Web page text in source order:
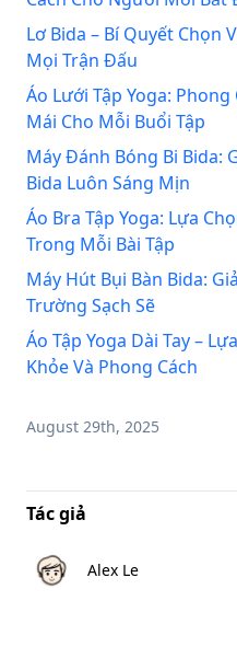
Lơ Bida – Bí Quyết Chọn
Mọi Trận Đấu
Áo Lưới Tập Yoga:
Mái Cho Mỗi Buổi Tập
Máy Đánh Bóng Bi Bida:
Bida Luôn Sáng Mịn
Áo Bra Tập Yoga: Lựa
Trong Mỗi Bài Tập
Máy Hút Bụi Bàn Bida:
Trường Sạch Sẽ
Áo Tập Yoga Dài Tay –
Khỏe Và Phong Cách
August 29th, 2025
Tác giả
Alex Le